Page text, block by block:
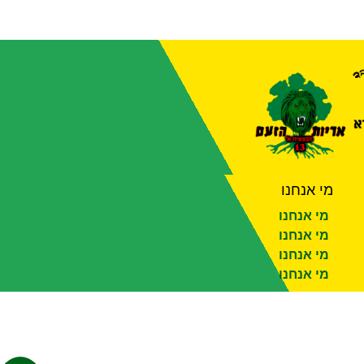
מי אנחנו
מי אנחנו
מי אנחנו
מי אנחנו
מי אנחנו